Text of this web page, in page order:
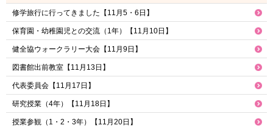
修学旅行に行ってきました【11月5・6日】
保育園・幼稚園児との交流（1年）【11月10日】
健全協ウォークラリー大会【11月9日】
図書館出前教室【11月13日】
代表委員会【11月17日】
研究授業（4年）【11月18日】
授業参観（1・2・3年）【11月20日】